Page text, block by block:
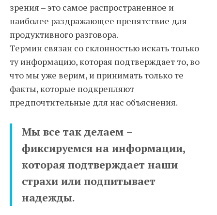
зрения – это самое распространенное и
наиболее раздражающее препятствие для
продуктивного разговора.
Термин связан со склонностью искать только
ту информацию, которая подтверждает то, во
что мы уже верим, и принимать только те
факты, которые подкрепляют
предпочтительные для нас объяснения.
Мы все так делаем –
фиксируемся на информации,
которая подтверждает наши
страхи или подпитывает
надежды.